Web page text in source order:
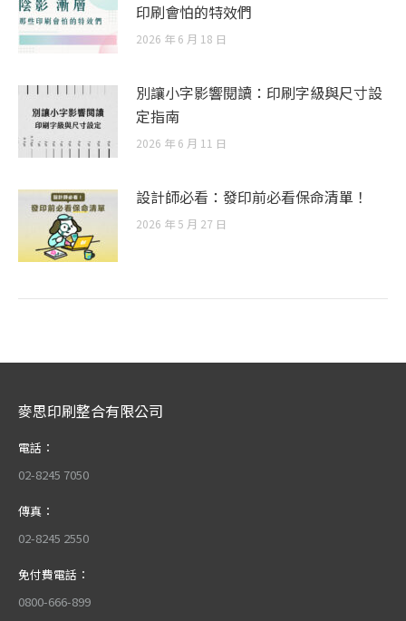
印刷會怕的特效們
2026 年 6 月 18 日
別讓小字影響閱讀：印刷字級與尺寸設
定指南
2026 年 6 月 11 日
設計師必看：發印前必看保命清單！
2026 年 5 月 27 日
麥思印刷整合有限公司
電話：
02-8245 7050
傳真：
02-8245 2550
免付費電話：
0800-666-899